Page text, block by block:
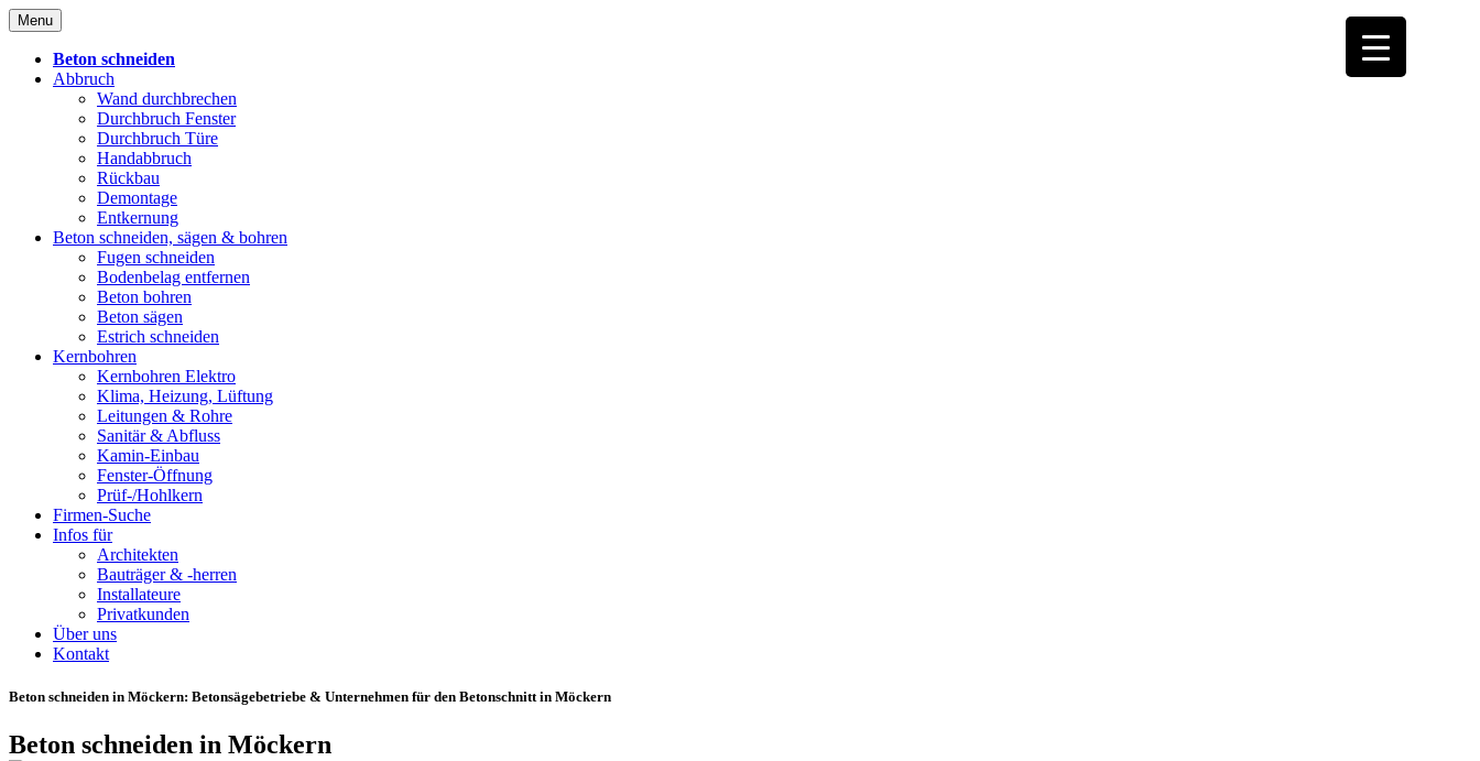
Skip
to
content
Menu
Beton schneiden
Abbruch
Wand durchbrechen
Durchbruch Fenster
Durchbruch Türe
Handabbruch
Rückbau
Demontage
Entkernung
Beton schneiden, sägen & bohren
Fugen schneiden
Bodenbelag entfernen
Beton bohren
Beton sägen
Estrich schneiden
Kernbohren
Kernbohren Elektro
Klima, Heizung, Lüftung
Leitungen & Rohre
Sanitär & Abfluss
Kamin-Einbau
Fenster-Öffnung
Prüf-/Hohlkern
Firmen-Suche
Infos für
Architekten
Bauträger & -herren
Installateure
Privatkunden
Über uns
Kontakt
Beton schneiden in Möckern: Betonsägebetriebe & Unternehmen für den Betonschnitt in Möckern
Beton schneiden in Möckern